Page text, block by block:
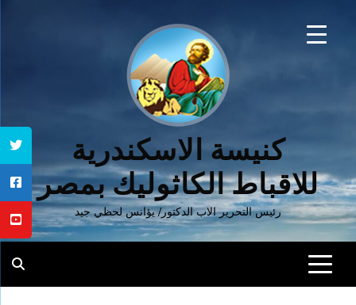
كنيسة الاسكندرية
للاقباط الكاثوليك بمصر
رئيس التحرير الاب الدكتور/ يؤانس لحظي جيد